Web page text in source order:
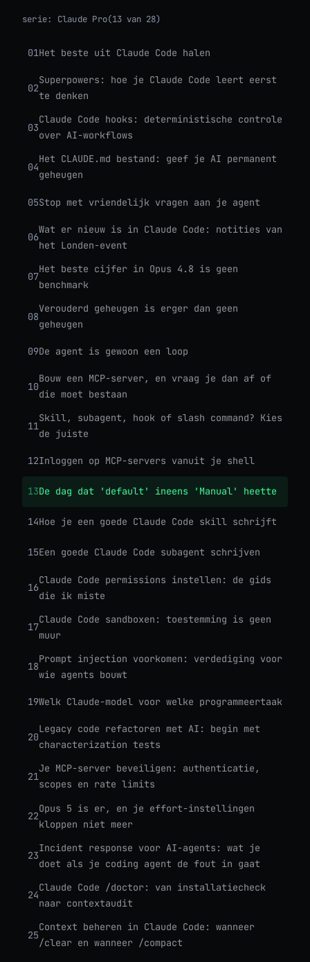
serie: Claude Pro(13 van 28)
01Het beste uit Claude Code halen
02
Superpowers: hoe je Claude Code leert eerst
te denken
03
Claude Code hooks: deterministische controle
over AI-workflows
04
Het CLAUDE.md bestand: geef je AI permanent
geheugen
05Stop met vriendelijk vragen aan je agent
06
Wat er nieuw is in Claude Code: notities van
het Londen-event
07
Het beste cijfer in Opus 4.8 is geen
benchmark
08
Verouderd geheugen is erger dan geen
geheugen
09De agent is gewoon een loop
10
Bouw een MCP-server, en vraag je dan af of
die moet bestaan
11
Skill, subagent, hook of slash command? Kies
de juiste
12Inloggen op MCP-servers vanuit je shell
13De dag dat 'default' ineens 'Manual' heette
14Hoe je een goede Claude Code skill schrijft
15Een goede Claude Code subagent schrijven
16
Claude Code permissions instellen: de gids
die ik miste
17
Claude Code sandboxen: toestemming is geen
muur
18
Prompt injection voorkomen: verdediging voor
wie agents bouwt
19Welk Claude-model voor welke programmeertaak
20
Legacy code refactoren met AI: begin met
characterization tests
21
Je MCP-server beveiligen: authenticatie,
scopes en rate limits
22
Opus 5 is er, en je effort-instellingen
kloppen niet meer
23
Incident response voor AI-agents: wat je
doet als je coding agent de fout in gaat
24
Claude Code /doctor: van installatiecheck
naar contextaudit
25
Context beheren in Claude Code: wanneer
/clear en wanneer /compact